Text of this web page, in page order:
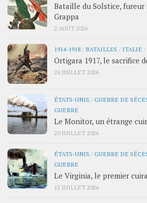
Bataille du Solstice,
Grappa
2 AOÛT 2026
1914-1918 / BATAILLES / ITALIE /
Ortigara 1917, le sacrifice
26 JUILLET 2026
ÉTATS-UNIS /GUERRE DE
GUERRE
Le Monitor, un étrange
20 JUILLET 2026
ÉTATS-UNIS /GUERRE DE
GUERRE
Le Virginia, le premier
12 JUILLET 2026